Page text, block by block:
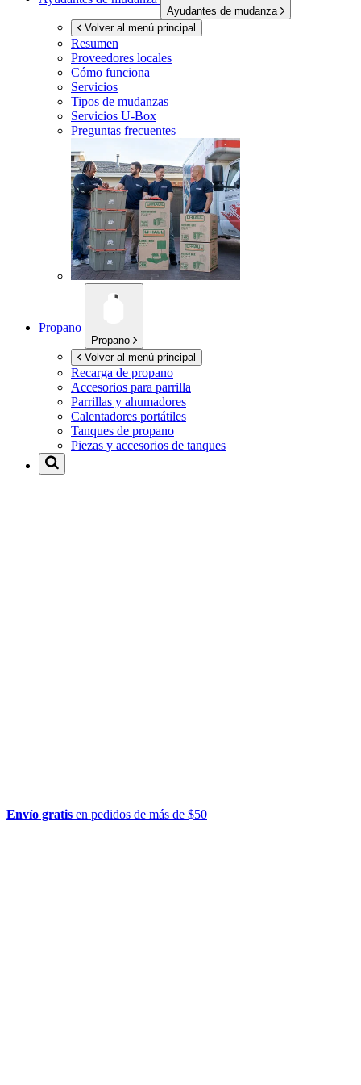
Ayudantes de mudanza
Volver al menú principal
Resumen
Proveedores locales
Cómo funciona
Servicios
Tipos de mudanzas
Servicios U-Box
Preguntas frecuentes
Propano
Propano
Volver al menú principal
Recarga de propano
Accesorios para parrilla
Parrillas y ahumadores
Calentadores portátiles
Tanques de propano
Piezas y accesorios de tanques
Envío gratis en pedidos de más de $50